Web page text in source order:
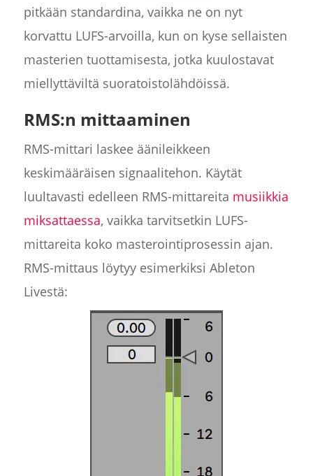
pitkään standardina, vaikka ne on nyt
korvattu LUFS-arvoilla, kun on kyse sellaisten
masterien tuottamisesta, jotka kuulostavat
miellyttäviltä suoratoistolähdöissä.
RMS:n mittaaminen
RMS-mittari laskee äänileikkeen
keskimääräisen signaalitehon. Käytät
luultavasti edelleen RMS-mittareita musiikkia
miksattaessa, vaikka tarvitsetkin LUFS-
mittareita koko masterointiprosessin ajan.
RMS-mittaus löytyy esimerkiksi Ableton
Livestä: